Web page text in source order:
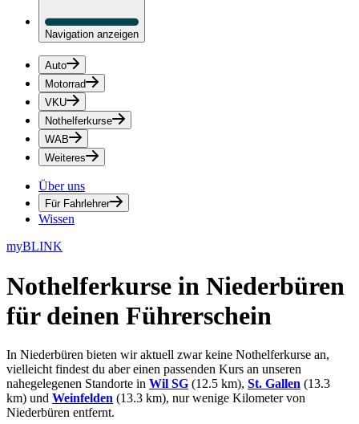
Navigation anzeigen
Auto
Motorrad
VKU
Nothelferkurse
WAB
Weiteres
Über uns
Für Fahrlehrer
Wissen
myBLINK
Nothelferkurse in Niederbüren
für deinen Führerschein
In Niederbüren bieten wir aktuell zwar keine Nothelferkurse an,
vielleicht findest du aber einen passenden Kurs an unseren
nahegelegenen Standorte in Wil SG (12.5 km), St. Gallen (13.3
km) und Weinfelden (13.3 km), nur wenige Kilometer von
Niederbüren entfernt.